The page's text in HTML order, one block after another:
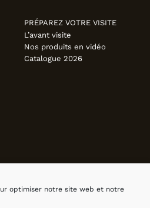
optimiser notre site web et notre
PRÉPAREZ VOTRE VISITE
L’avant visite
Nos produits en vidéo
Catalogue 2026